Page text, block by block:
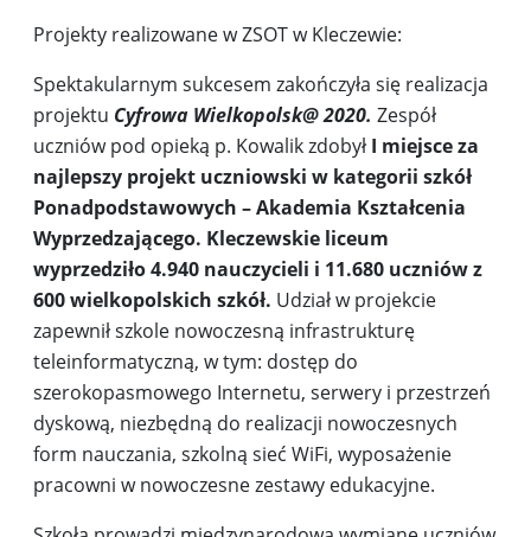
Projekty realizowane w ZSOT w Kleczewie:
Spektakularnym sukcesem zakończyła się realizacja
projektu Cyfrowa Wielkopolsk@ 2020. Zespół
uczniów pod opieką p. Kowalik zdobył I miejsce za
najlepszy projekt uczniowski w kategorii szkół
Ponadpodstawowych – Akademia Kształcenia
Wyprzedzającego. Kleczewskie liceum
wyprzedziło 4.940 nauczycieli i 11.680 uczniów z
600 wielkopolskich szkół. Udział w projekcie
zapewnił szkole nowoczesną infrastrukturę
teleinformatyczną, w tym: dostęp do
szerokopasmowego Internetu, serwery i przestrzeń
dyskową, niezbędną do realizacji nowoczesnych
form nauczania, szkolną sieć WiFi, wyposażenie
pracowni w nowoczesne zestawy edukacyjne.